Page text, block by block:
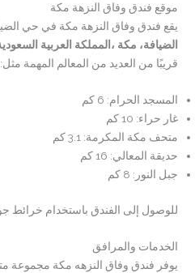
موقع فندق وفاق النزهة مكة
يقع فندق وفاق النزهة مكة في حي
الضيافة، مكة ،المملكة العربية
قريبًا من العديد من المعالم المهمة مثل:
المسجد الحرام: 6 كم
غار حراء: 10 كم
متحف مكة المكرمة: 3.1 كم
حديقة المعالي: 16 كم
جبل النور: 8 كم
للوصول إلى الفندق باستخدام خرائط
الخدمات والمرافق
يوفر فندق وفاق النزهه مكة مجموعة